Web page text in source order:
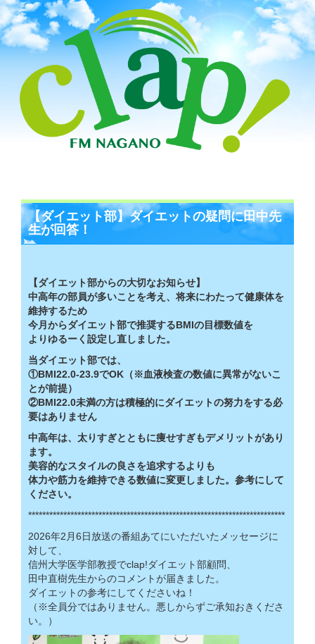
【ダイエット部】ダイエットの疑問に田中先
生が回答！
【ダイエット部からの大切なお知らせ】
中高年の部員が多いことを考え、将来にわたって健康体を
維持するため
今月からダイエット部で推奨するBMIの目標数値を
よりゆるーく設定し直しました。
当ダイエット部では、
①BMI22.0-23.9でOK（※血液検査の数値に異常がないこ
とが前提）
②BMI22.0未満の方は積極的にダイエットの努力をする必
要はありません
中高年は、太りすぎとともに痩せすぎもデメリットがあり
ます。
美容的なスタイルの良さを追求するよりも
体力や筋力を維持できる数値に変更しました。参考にして
ください。
*************************************************************************
2026年2月6日放送の番組あてにいただいたメッセージに
対して、
信州大学医学部教授でclap!ダイエット部顧問、
田中直樹先生からのコメントが届きました。
ダイエットの参考にしてくださいね！
（※全員分ではありません。悪しからずご承知おきくださ
い。）